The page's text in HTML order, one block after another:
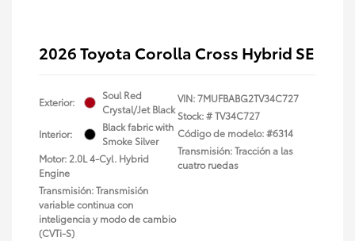
2026 Toyota Corolla Cross Hybrid SE
Exterior:
Soul Red
Crystal/Jet Black
Interior:
Black fabric with
Smoke Silver
Motor: 2.0L 4-Cyl. Hybrid
Engine
Transmisión: Transmisión
variable continua con
inteligencia y modo de cambio
(CVTi-S)
VIN:7MUFBABG2TV34C727
Stock: #TV34C727
Código de modelo: #6314
Transmisión: Tracción a las
cuatro ruedas